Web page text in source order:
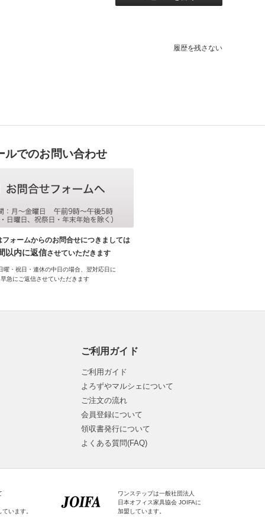
履歴を残さない
ルでのお問い合わせ
フォームからのお問合せにつきましては
以内に返信させていただきます
曜・祝日・連休の中日の場合、翌対応日に
早急にご返信させていただきます
ご利用ガイド
ご利用ガイド
よろずやマルシェについて
ご注文の流れ
会員登録について
領収書発行について
よくある質問(FAQ)
います。
ワンステップは一般社団法人
日本オフィス家具協会 JOIFAに
加盟しています。